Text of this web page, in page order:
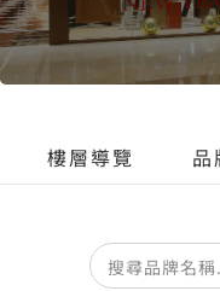
樓層導覽 品